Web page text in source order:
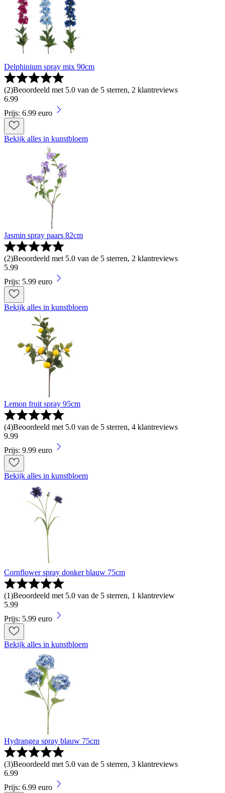
Delphinium spray mix 90cm
(2)Beoordeeld met 5.0 van de 5 sterren, 2 klantreviews
6.99
Prijs: 6.99 euro
Bekijk alles in kunstbloem
Jasmin spray paars 82cm
(2)Beoordeeld met 5.0 van de 5 sterren, 2 klantreviews
5.99
Prijs: 5.99 euro
Bekijk alles in kunstbloem
Lemon fruit spray 95cm
(4)Beoordeeld met 5.0 van de 5 sterren, 4 klantreviews
9.99
Prijs: 9.99 euro
Bekijk alles in kunstbloem
Cornflower spray donker blauw 75cm
(1)Beoordeeld met 5.0 van de 5 sterren, 1 klantreview
5.99
Prijs: 5.99 euro
Bekijk alles in kunstbloem
Hydrangea spray blauw 75cm
(3)Beoordeeld met 5.0 van de 5 sterren, 3 klantreviews
6.99
Prijs: 6.99 euro